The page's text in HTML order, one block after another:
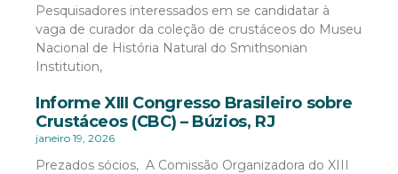
Pesquisadores interessados em se candidatar à
vaga de curador da coleção de crustáceos do Museu
Nacional de História Natural do Smithsonian
Institution,
Informe XIII Congresso Brasileiro sobre
Crustáceos (CBC) – Búzios, RJ
janeiro 19, 2026
Prezados sócios, A Comissão Organizadora do XIII